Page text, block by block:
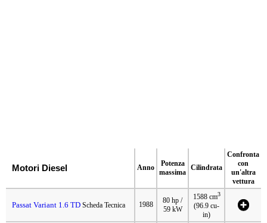
Motori Diesel Anno
Potenza
massima
Cilindrata
Confronta
con
un'altra
vettura
Passat Variant 1.6 TD Scheda Tecnica 1988
80 hp /
59 kW
1588 cm3
(96.9 cu-
in)